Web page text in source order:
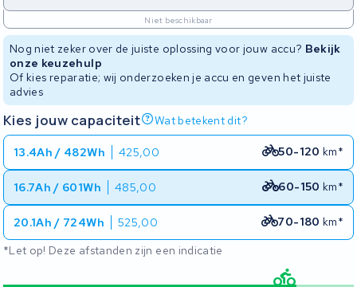
Niet beschikbaar
Nog niet zeker over de juiste oplossing voor jouw accu? Bekijk
onze keuzehulp
Of kies reparatie; wij onderzoeken je accu en geven het juiste
advies
Kies jouw capaciteit Wat betekent dit?
13.4Ah / 482Wh 425,00 50-120 km*
16.7Ah / 601Wh 485,00 60-150 km*
20.1Ah / 724Wh 525,00 70-180 km*
*Let op! Deze afstanden zijn een indicatie